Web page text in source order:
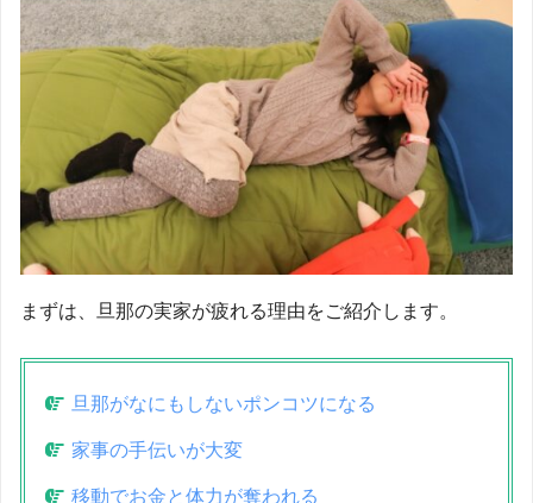
まずは、旦那の実家が疲れる理由をご紹介します。
旦那がなにもしないポンコツになる
家事の手伝いが大変
移動でお金と体力が奪われる